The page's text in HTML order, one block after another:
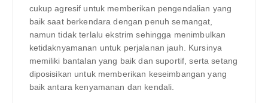
cukup agresif untuk memberikan pengendalian yang
baik saat berkendara dengan penuh semangat,
namun tidak terlalu ekstrim sehingga menimbulkan
ketidaknyamanan untuk perjalanan jauh. Kursinya
memiliki bantalan yang baik dan suportif, serta setang
diposisikan untuk memberikan keseimbangan yang
baik antara kenyamanan dan kendali.